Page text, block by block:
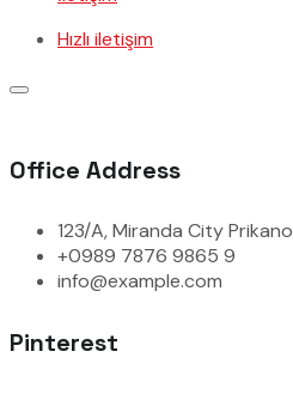
Hızlı iletişim
Office Address
123/A, Miranda City Prikano
+0989 7876 9865 9
info@example.com
Pinterest